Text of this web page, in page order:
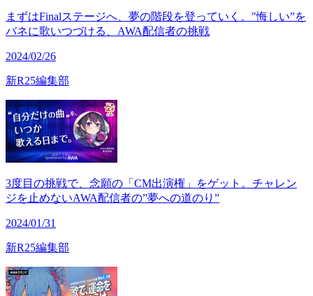
まずはFinalステージへ、夢の階段を登っていく。"悔しい”を
バネに歌いつづける、AWA配信者の挑戦
2024/02/26
新R25編集部
3度目の挑戦で、念願の「CM出演権」をゲット。チャレン
ジを止めないAWA配信者の”夢への道のり”
2024/01/31
新R25編集部